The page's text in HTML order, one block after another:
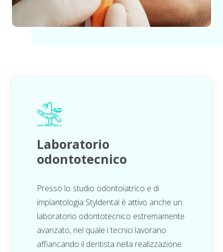
Laboratorio
odontotecnico
Presso lo studio odontoiatrico e di
implantologia Styldental è attivo anche un
laboratorio odontotecnico estremamente
avanzato, nel quale i tecnici lavorano
affiancando il dentista nella realizzazione